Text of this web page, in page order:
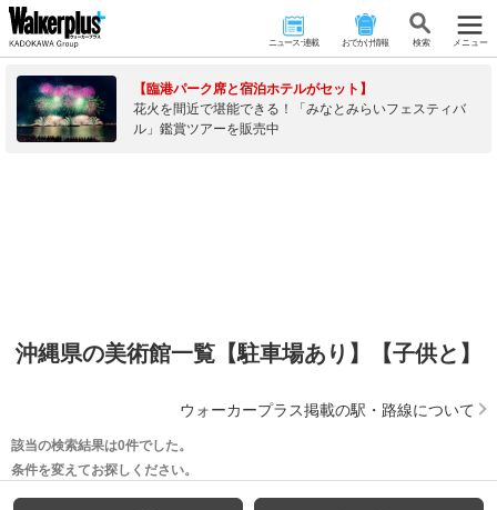
ニュース･連載 おでかけ情報 検 索 メニュー
【臨港パーク席と宿泊ホテルがセット】
花火を間近で堪能できる！「みなとみらいフェスティバ
ル」鑑賞ツアーを販売中
沖縄県の美術館一覧【駐車場あり】【子供と】
ウォーカープラス掲載の駅・路線について
該当の検索結果は0件でした。
条件を変えてお探しください。